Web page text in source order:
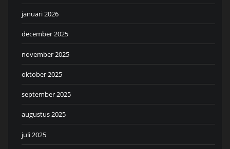
januari 2026
december 2025
november 2025
oktober 2025
september 2025
augustus 2025
juli 2025